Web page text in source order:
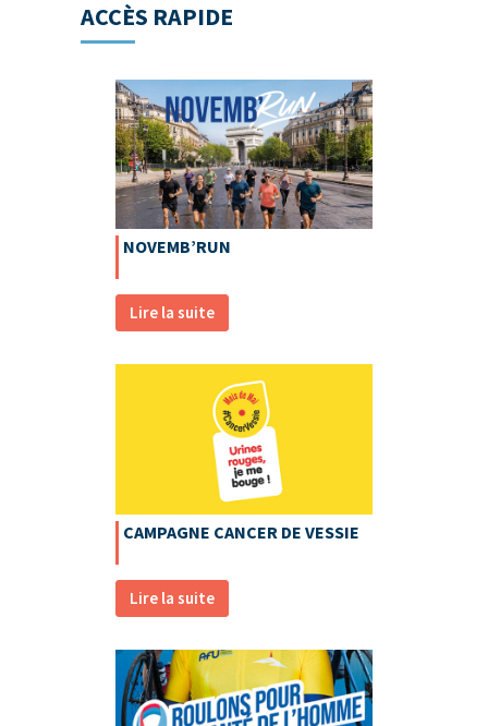
ACCÈS RAPIDE
NOVEMB’RUN
Lire la suite
CAMPAGNE CANCER DE VESSIE
Lire la suite